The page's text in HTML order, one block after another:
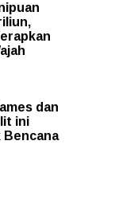
dan
ini
Bencana